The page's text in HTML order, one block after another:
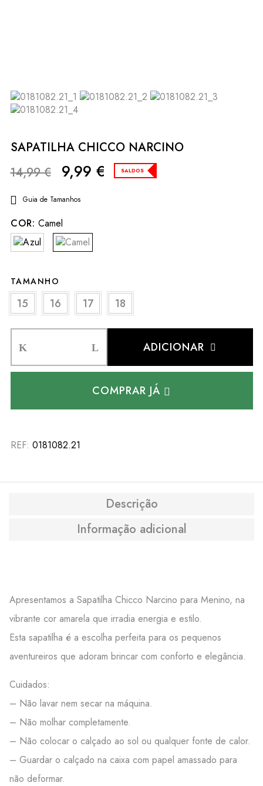
SAPATILHA CHICCO NARCINO
14,99€ 9,99 € SALDOS
Guia de Tamanhos
COR: Camel
TAMANHO
15 16 17 18
ADICIONAR
COMPRAR JÁ
REF: 0181082.21
Descrição
Informação adicional
Apresentamos a Sapatilha Chicco Narcino para Menino, na
vibrante cor amarela que irradia energia e estilo.
Esta sapatilha é a escolha perfeita para os pequenos
aventureiros que adoram brincar com conforto e elegância.
Cuidados:
– Não lavar nem secar na máquina.
– Não molhar completamente.
– Não colocar o calçado ao sol ou qualquer fonte de calor.
– Guardar o calçado na caixa com papel amassado para
não deformar.